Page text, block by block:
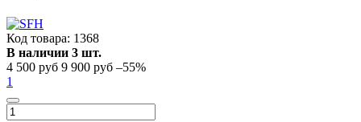
Код товара: 1368
В наличии 3 шт.
4 500 руб 9 900 руб –55%
1